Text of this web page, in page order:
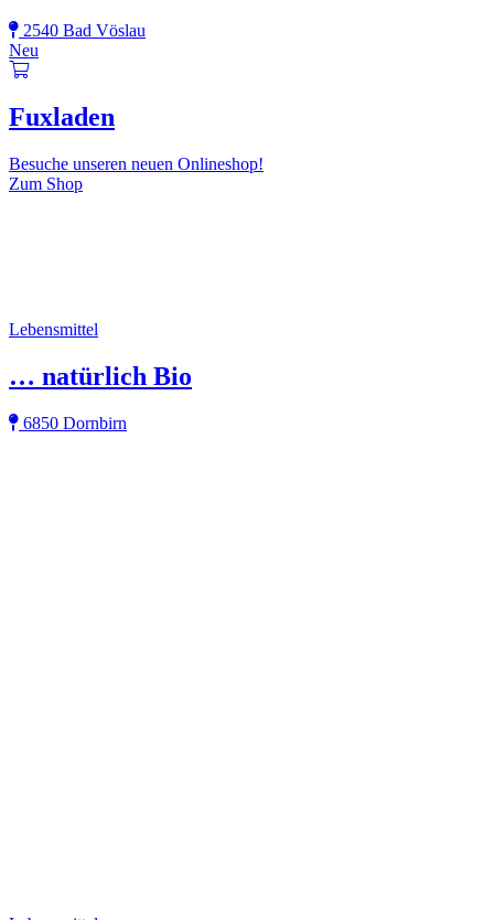
2540 Bad Vöslau
Neu
Fuxladen
Besuche unseren neuen Onlineshop!
Zum Shop
Lebensmittel
… natürlich Bio
6850 Dornbirn